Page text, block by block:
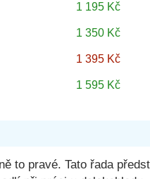
1 195 Kč
1 350 Kč
1 395 Kč
1 595 Kč
to pravé. Tato řada